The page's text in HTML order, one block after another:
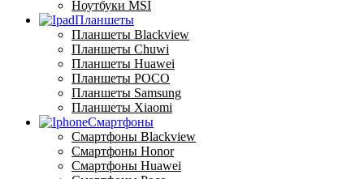
Ноутбуки MSI
Планшеты
Планшеты Blackview
Планшеты Chuwi
Планшеты Huawei
Планшеты POCO
Планшеты Samsung
Планшеты Xiaomi
Смартфоны
Смартфоны Blackview
Смартфоны Honor
Смартфоны Huawei